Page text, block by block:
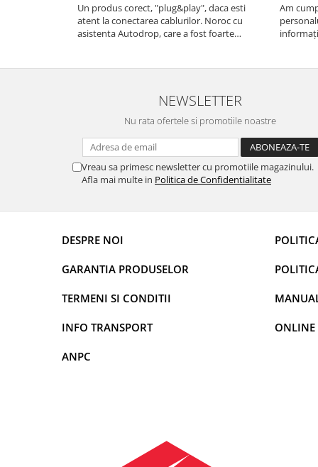
Rame adaptoare Citroen
Rame adaptoare Alfa Romeo
Rame adaptoare Nissan
Rame adaptoare Fiat
Rame adaptoare Hyundai
Un produs corect, "plug&play", daca esti
atent la conectarea cablurilor. Noroc cu
asistenta Autodrop, care a fost foarte
conectat cablul de video de la camera OE...
Am
revin la
NEWSLETTER
Nu rata ofertele si promotiile noastre
Vreau sa primesc newsletter cu promotiile magazinului.
Afla mai multe in Politica de Confidentialitate
DESPRE NOI
GARANTIA PRODUSELOR
TERMENI SI CONDITII
INFO TRANSPORT
ANPC
ONLINE